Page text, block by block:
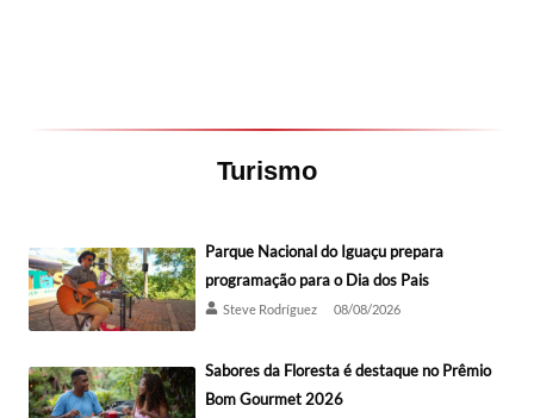
Turismo
Parque Nacional do Iguaçu prepara
programação para o Dia dos Pais
Steve Rodríguez 08/08/2026
Sabores da Floresta é destaque no Prêmio
Bom Gourmet 2026